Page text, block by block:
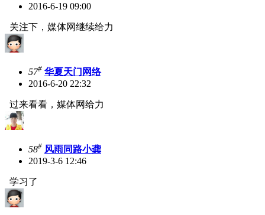
2016-6-19 09:00
关注下，媒体网继续给力
57# 华夏天门网络
2016-6-20 22:32
过来看看，媒体网给力
58# 风雨同路小龚
2019-3-6 12:46
学习了